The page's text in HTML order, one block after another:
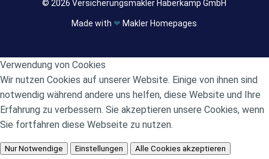
© 2026 Versicherungsmakler Haberkamp GmbH
Made with ❤ Makler Homepages
Verwendung von Cookies
Wir nutzen Cookies auf unserer Website. Einige von ihnen sind
notwendig während andere uns helfen, diese Website und Ihre
Erfahrung zu verbessern. Sie akzeptieren unsere Cookies, wenn
Sie fortfahren diese Webseite zu nutzen.
Nur Notwendige Einstellungen Alle Cookies akzeptieren